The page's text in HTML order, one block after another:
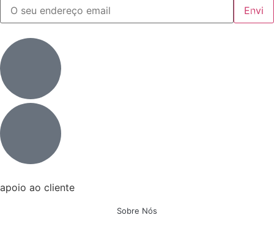
apoio ao cliente
Sobre Nós